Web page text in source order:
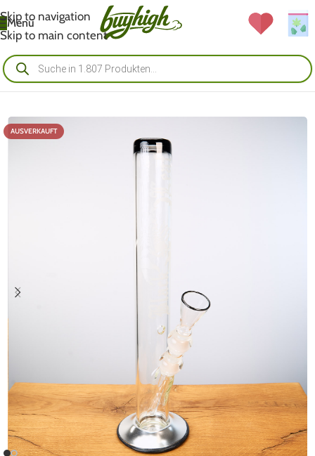
Skip to navigation
Skip to main content
Menü
AUSVERKAUFT